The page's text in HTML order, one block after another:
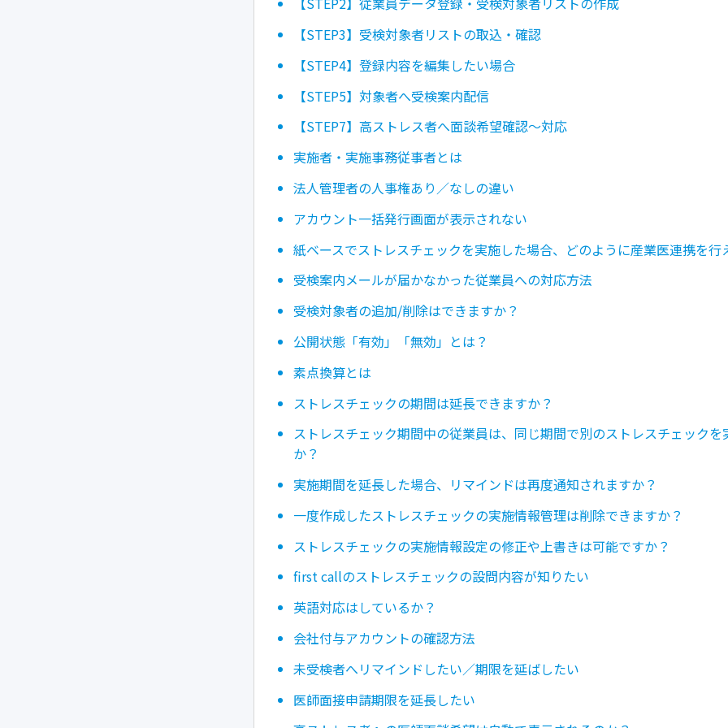
【STEP3】受検対象者リストの取込・確認
【STEP4】登録内容を編集したい場合
【STEP5】対象者へ受検案内配信
【STEP7】高ストレス者へ面談希望確認～対応
実施者・実施事務従事者とは
法人管理者の人事権あり／なしの違い
アカウント一括発行画面が表示されない
紙ベースでストレスチェックを実施した場合、どのように産業医連携を行
受検案内メールが届かなかった従業員への対応方法
受検対象者の追加/削除はできますか？
公開状態「有効」「無効」とは？
素点換算とは
ストレスチェックの期間は延長できますか？
ストレスチェック期間中の従業員は、同じ期間で別のストレスチェックを
か？
実施期間を延長した場合、リマインドは再度通知されますか？
一度作成したストレスチェックの実施情報管理は削除できますか？
ストレスチェックの実施情報設定の修正や上書きは可能ですか？
first callのストレスチェックの設問内容が知りたい
英語対応はしているか？
会社付与アカウントの確認方法
未受検者へリマインドしたい／期限を延ばしたい
医師面接申請期限を延長したい